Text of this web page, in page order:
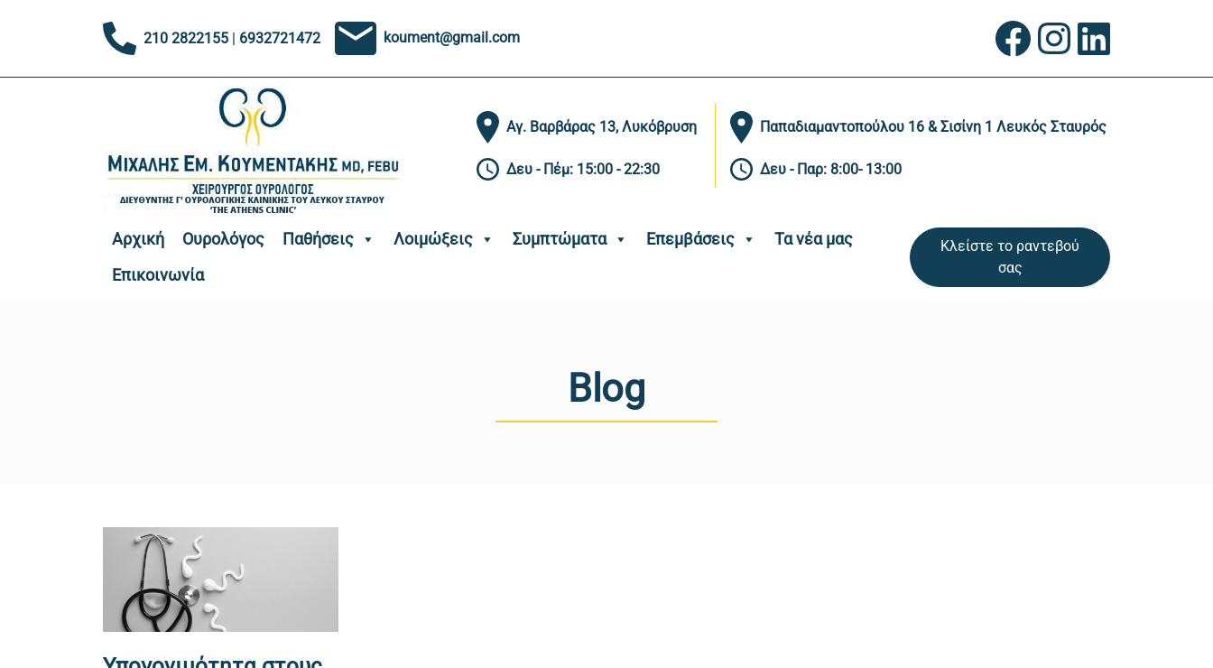
210 2822155 | 6932721472 koument@gmail.com
Αγ. Βαρβάρας 13, Λυκόβρυση
Δευ - Πέμ: 15:00 - 22:30
Παπαδιαμαντοπούλου 16 & Σισίνη 1 Λευκός Σταυρός
Δευ - Παρ: 8:00- 13:00
Αρχική Ουρολόγος Παθήσεις Λοιμώξεις Συμπτώματα Επεμβάσεις
Τα νέα μας
Επικοινωνία
Κλείστε το ραντεβού
σας
Blog